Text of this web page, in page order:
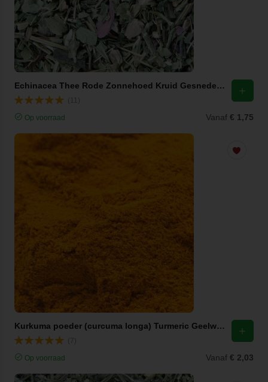
Echinacea Thee Rode Zonnehoed Kruid Gesneden (Echinacea Purpurea)
Op voorraad Vanaf € 1,75
Kurkuma poeder (curcuma longa) Turmeric Geelwortel / Jiang Huang
Op voorraad Vanaf € 2,03